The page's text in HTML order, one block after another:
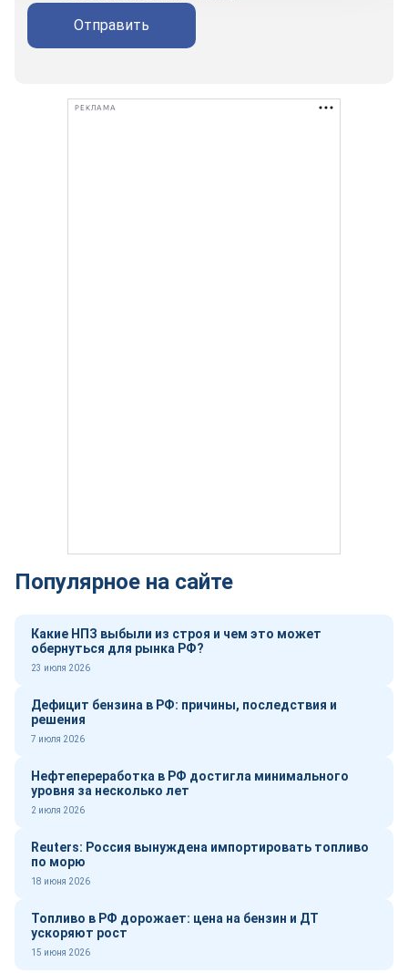
Отправить
РЕКЛАМА
Популярное на сайте
Какие НПЗ выбыли из строя и чем это может
обернуться для рынка РФ?
23 июля 2026
Дефицит бензина в РФ: причины, последствия и
решения
7 июля 2026
Нефтепереработка в РФ достигла минимального
уровня за несколько лет
2 июля 2026
Reuters: Россия вынуждена импортировать топливо
по морю
18 июня 2026
Топливо в РФ дорожает: цена на бензин и ДТ
ускоряют рост
15 июня 2026